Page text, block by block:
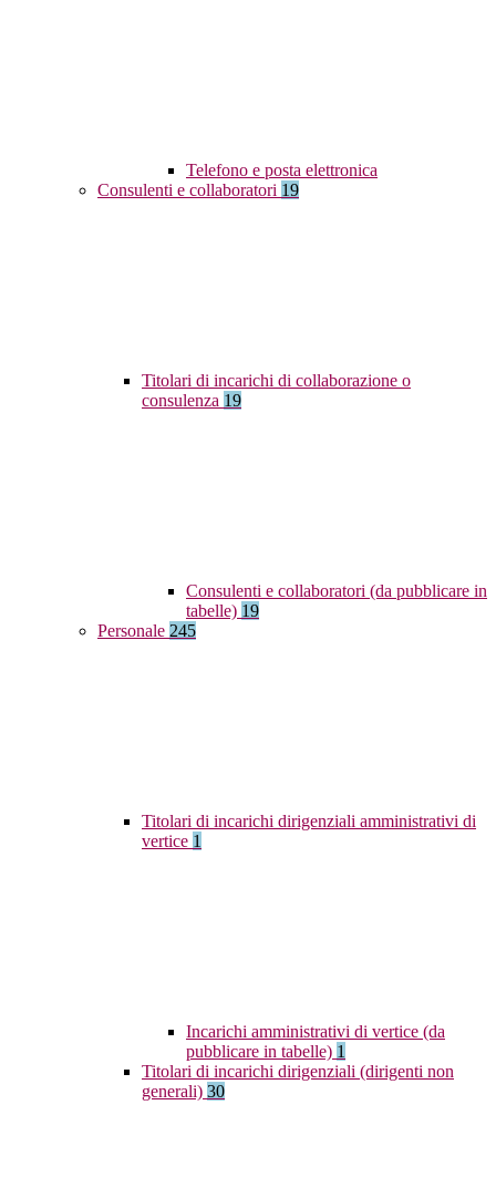
Telefono e posta elettronica
Consulenti e collaboratori 19
Titolari di incarichi di collaborazione o
consulenza 19
Consulenti e collaboratori (da pubblicare in
tabelle) 19
Personale 245
Titolari di incarichi dirigenziali amministrativi di
vertice 1
Incarichi amministrativi di vertice (da
pubblicare in tabelle) 1
Titolari di incarichi dirigenziali (dirigenti non
generali) 30